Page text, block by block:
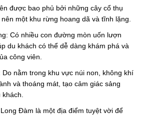
được bao phủ bởi những cây cổ thụ
một khu rừng hoang dã và tĩnh lặng.
Có nhiều con đường mòn uốn lượn
du khách có thể dễ dàng khám phá và
công viên.
nằm trong khu vực núi non, không khí
và thoáng mát, tạo cảm giác sảng
Đàm là một địa điểm tuyệt vời để